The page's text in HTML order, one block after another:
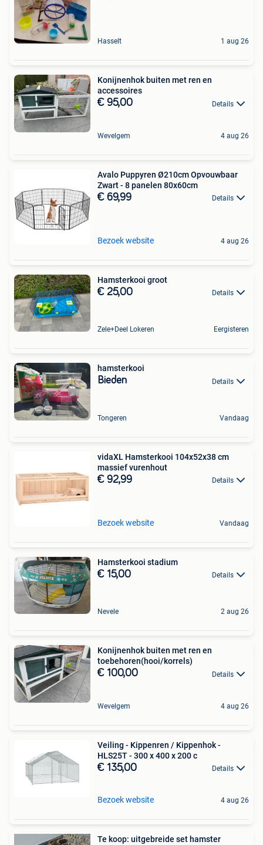
Hasselt 1 aug 26
Konijnenhok buiten met ren en
accessoires
€ 95,00 Details
Wevelgem 4 aug 26
Avalo Puppyren Ø210cm Opvouwbaar
Zwart - 8 panelen 80x60cm
€ 69,99 Details
Bezoek website 4 aug 26
Hamsterkooi groot
€ 25,00 Details
Zele+Deel Lokeren Eergisteren
hamsterkooi
Bieden Details
Tongeren Vandaag
vidaXL Hamsterkooi 104x52x38 cm
massief vurenhout
€ 92,99 Details
Bezoek website Vandaag
Hamsterkooi stadium
€ 15,00 Details
Nevele 2 aug 26
Konijnenhok buiten met ren en
toebehoren(hooi/korrels)
€ 100,00 Details
Wevelgem 4 aug 26
Veiling - Kippenren / Kippenhok -
HLS25T - 300 x 400 x 200 c
€ 135,00 Details
Bezoek website 4 aug 26
Te koop: uitgebreide set hamster